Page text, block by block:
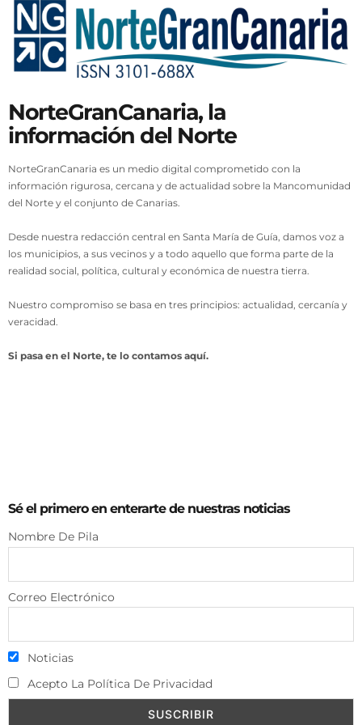
NorteGranCanaria, la
información del Norte
NorteGranCanaria es un medio digital comprometido con la
información rigurosa, cercana y de actualidad sobre la Mancomunidad
del Norte y el conjunto de Canarias.
Desde nuestra redacción central en Santa María de Guía, damos voz a
los municipios, a sus vecinos y a todo aquello que forma parte de la
realidad social, política, cultural y económica de nuestra tierra.
Nuestro compromiso se basa en tres principios: actualidad, cercanía y
veracidad.
Si pasa en el Norte, te lo contamos aquí.
Sé el primero en enterarte de nuestras noticias
Nombre De Pila
Correo Electrónico
Noticias
Acepto La Política De Privacidad